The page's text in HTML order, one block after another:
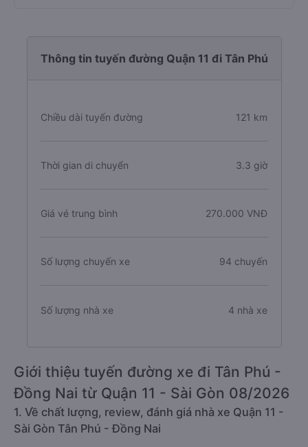
Thông tin tuyến đường Quận 11 đi Tân Phú
Chiều dài tuyến đường 121 km
Thời gian di chuyển 3.3 giờ
Giá vé trung bình 270.000 VNĐ
Số lượng chuyến xe 94 chuyến
Số lượng nhà xe 4 nhà xe
Giới thiệu tuyến đường xe đi Tân Phú -
Đồng Nai từ Quận 11 - Sài Gòn 08/2026
1. Về chất lượng, review, đánh giá nhà xe Quận 11 -
Sài Gòn Tân Phú - Đồng Nai